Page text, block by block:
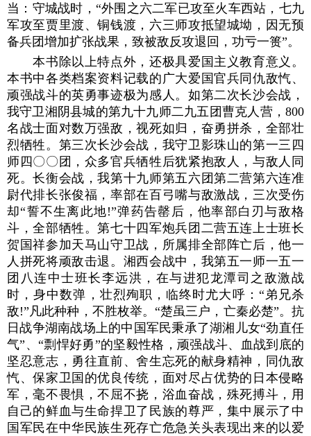
当：守城战时，“外围之六二军已攻至火车西站，七九
军攻至贾里渡、铜钱渡，六三师攻抵望城坳，因无预
备兵团增加扩张战果，致被敌反攻退回，功亏一篑”。
本书除以上特点外，还极具爱国主义教育意义。
本书中各类档案资料记载的广大爱国官兵同仇敌忾、
顽强战斗的英勇事迹极为感人。如第二次长沙会战，
我守卫湘阴县城的第九十九师二九五团曹克人营，800
名战士面对数万强敌，视死如归，奋勇拼杀，全部壮
烈牺牲。第三次长沙会战，我守卫影珠山的第一三四
师四〇〇团，众多官兵牺牲后犹紧抱敌人，与敌人同
死。长衡会战，我第十九师第五六团第二营第六连准
尉代排长张俊福，率部在百弓嘴与敌激战，三次受伤
却“誓不生离此地!”弹药告罄后，他率部白刃与敌格
斗，全部牺牲。第七十四军炮兵团二营五连上士班长
贺国祥参加天马山守卫战，所属排全部阵亡后，他一
人拼死将顽敌击退。湘西会战中，我第五一师一五一
团八连中士班长李远洪，在与进犯龙潭司之敌激战
时，身中数弹，壮烈殉职，临终时尤大呼：“弟兄杀
敌!”凡此种种，不胜枚举。“楚虽三户，亡秦必楚”。抗
日战争湖南战场上的中国军民秉承了湖湘儿女“劲直任
气”、“剽悍好勇”的坚毅性格，顽强战斗、血战到底的
坚忍意志，勇往直前、舍生忘死的献身精神，同仇敌
忾、保家卫国的优良传统，面对尽占优势的日本侵略
军，毫不畏惧，不屈不挠，浴血奋战，殊死搏斗，用
自己的鲜血与生命捍卫了民族的尊严，集中展示了中
国军民在中华民族生死存亡危急关头表现出来的以爱